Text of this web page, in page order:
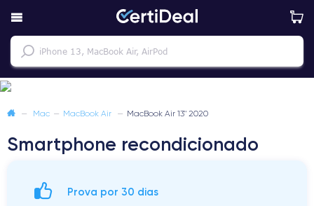
— Mac — MacBook Air — MacBook Air 13" 2020
Smartphone recondicionado
Prova por 30 dias